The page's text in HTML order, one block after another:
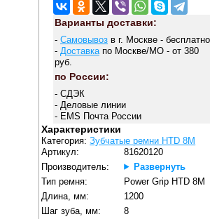
Варианты доставки:
- Самовывозв г. Москве - бесплатно
- Доставкапо Москве/МО - от 380
руб.
по России:
- СДЭК
- Деловые линии
- EMS Почта России
Характеристики
Категория:Зубчатые ремни HTD 8M
Артикул:
81620120
Производитель:
Развернуть
Тип ремня:
Power Grip HTD 8M
Длина, мм:
1200
Шаг зуба, мм:
8